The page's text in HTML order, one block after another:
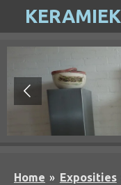
direct
hoofdinhoud
Home » Exposities